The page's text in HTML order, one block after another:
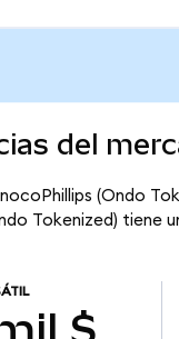
del
(Ondo
Tokenized) tiene